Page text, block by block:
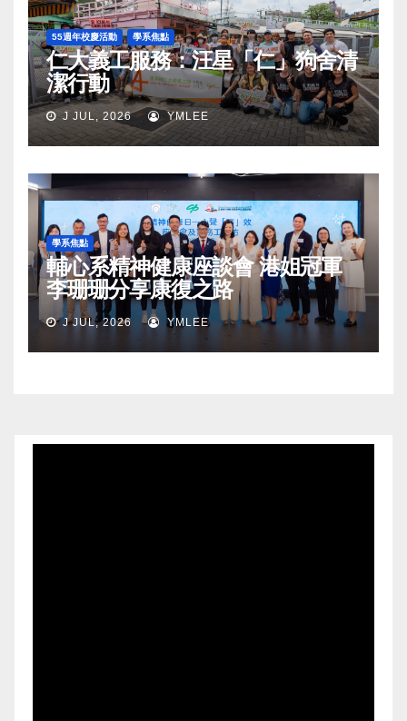
55週年校慶活動 學系焦點
仁大義工服務：汪星「仁」狗舍清
潔行動
J JUL, 2026 YMLEE
學系焦點
輔心系精神健康座談會 港姐冠軍
李珊珊分享康復之路
J JUL, 2026 YMLEE